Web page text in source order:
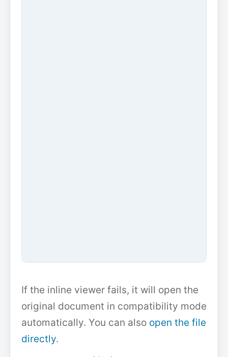
If the inline viewer fails, it will open the
original document in compatibility mode
automatically. You can also open the file
directly.